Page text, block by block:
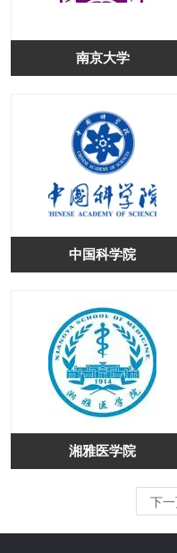
南京大学
中国科学院
湘雅医学院
下